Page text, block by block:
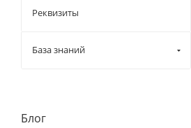
Реквизиты
База знаний
Блог